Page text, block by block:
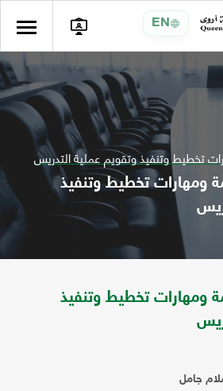
EN
تخطيط وتنفيذ وتقويم عملية التدريس
ومهارات تخطيط وتنفيذ
ومهارات تخطيط وتنفيذ
جامل